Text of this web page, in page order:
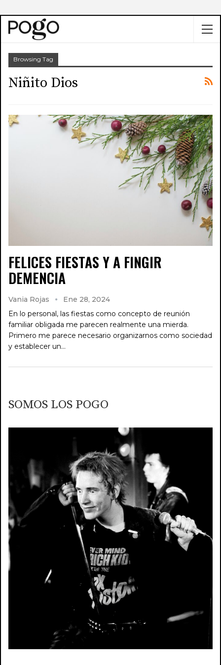
Browsing Tag
Niñito Dios
FELICES FIESTAS Y A FINGIR
DEMENCIA
Vania Rojas
Ene 28, 2024
En lo personal, las fiestas como concepto de reunión
familiar obligada me parecen realmente una mierda.
Primero me parece necesario organizarnos como sociedad
y establecer un…
SOMOS LOS POGO